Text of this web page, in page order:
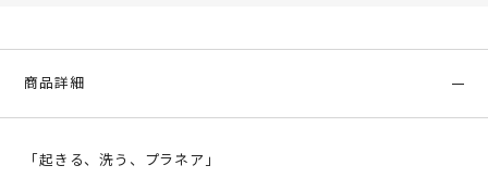
商品詳細
「起きる、洗う、プラネア」